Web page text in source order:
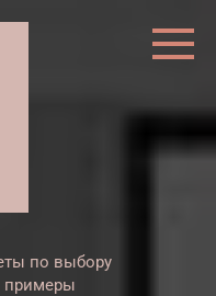
по выбору
примеры